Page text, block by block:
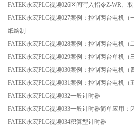
FATEK永宏PLC视频026区间写入指令Z-WR、
FATEK永宏PLC视频027案例：控制两台电机
纸绘制
FATEK永宏PLC视频028案例：控制两台电机（
FATEK永宏PLC视频029案例：控制两台单机（
FATEK永宏PLC视频030案例：控制两台电机（
FATEK永宏PLC视频031案例：控制两台电机
FATEK永宏PLC视频032一般计时器
FATEK永宏PLC视频033一般计时器简单应用：
FATEK永宏PLC视频034积算型计时器